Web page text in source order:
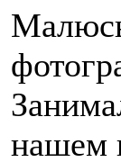
нашем